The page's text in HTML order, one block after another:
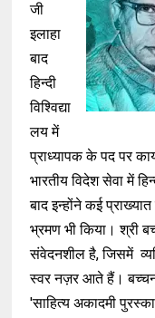
जी
इलाहा
बाद
हिन्दी
विश्विद्या
लय में
प्राध्यापक के पद पर
भारतीय विदेश सेवा में
बाद इन्होंने कई
भ्रमण भी किया। श्री
संवेदनशील है, जिसमें
स्वर नज़र आते हैं। बच्चन
'साहित्य अकादमी